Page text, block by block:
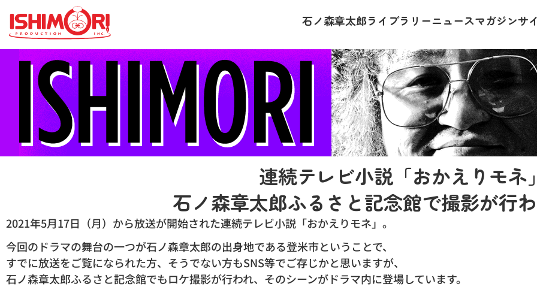
石ノ森章太郎ライブラリーニュースマガジンサ
連続テレビ小説「おかえりモネ
石ノ森章太郎ふるさと記念館で撮影が行
2021年5月17日（月）から放送が開始された連続テレビ小説「おかえりモネ」。
今回のドラマの舞台の一つが石ノ森章太郎の出身地である登米市ということで、
すでに放送をご覧になられた方、そうでない方もSNS等でご存じかと思いますが、
石ノ森章太郎ふるさと記念館でもロケ撮影が行われ、そのシーンがドラマ内に登場しています。